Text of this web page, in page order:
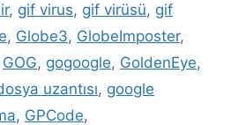
, gif virus, gif virüsü, gif
, Globe3, GlobeImposter,
GOG, gogoogle, GoldenEye,
uzantısı, google
, GPCode,